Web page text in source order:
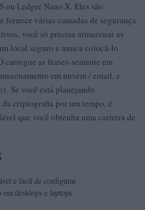
ou Ledger Nano X. Eles são
fornece várias camadas de segurança
você só precisa armazenar as
local seguro e nunca colocá-lo
carregue as frases-semente em
em nuvem / email, e
Se você está planejando
da criptografia por um tempo, é
que você obtenha uma carteira de
e fácil de configurar
em desktops e laptops